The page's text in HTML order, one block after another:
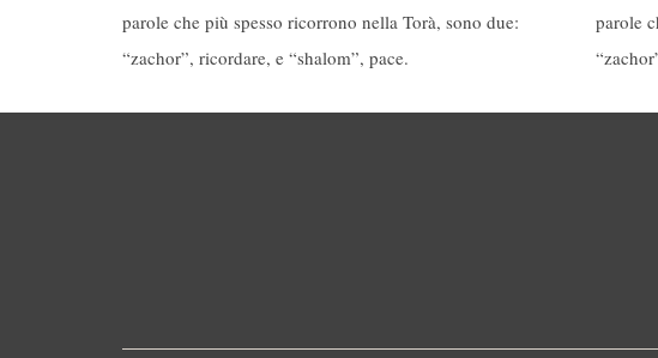
parole che più spesso ricorrono nella Torà, sono due:
“zachor”, ricordare, e “shalom”, pace.
parole